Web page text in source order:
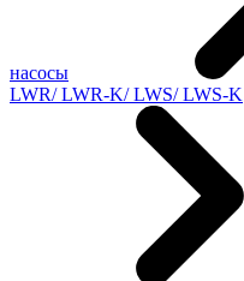
насосы
LWR/ LWR-K/ LWS/ LWS-K